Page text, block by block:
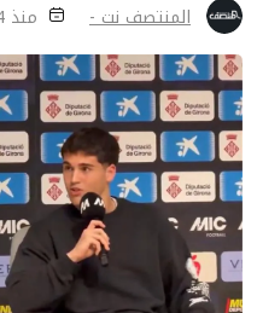
المنتصف نت - منذ 4 أشهر